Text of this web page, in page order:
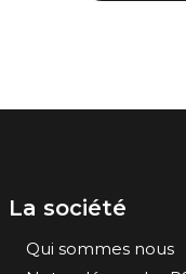
La société
Qui sommes nous